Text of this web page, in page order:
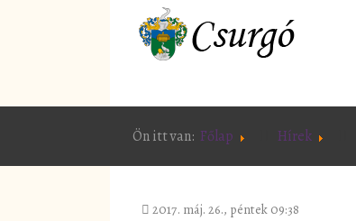
Ön itt van: Főlap Hírek
2017. máj. 26., péntek 09:38